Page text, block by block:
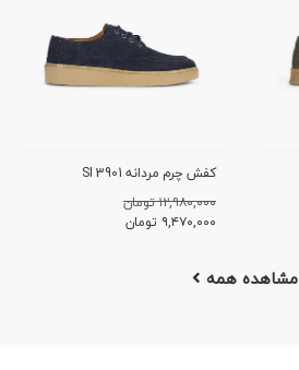
کفش چرم مردانه SI 3901
۱۲,۹۸۰,۰۰۰ تومان
۹,۴۷۰,۰۰۰ تومان
مشاهده همه